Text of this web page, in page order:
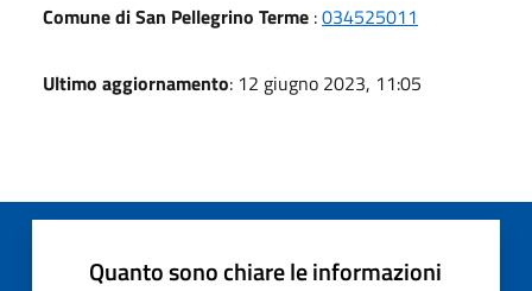
Comune di San Pellegrino Terme :034525011
Ultimo aggiornamento: 12 giugno 2023, 11:05
Quanto sono chiare le informazioni